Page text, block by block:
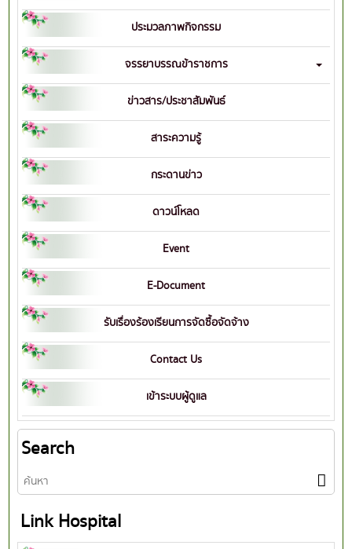
ประมวลภาพกิจกรรม
จรรยาบรรณข้าราชการ
ข่าวสาร/ประชาสัมพันธ์
สาระความรู้
กระดานข่าว
ดาวน์โหลด
Event
E-Document
รับเรื่องร้องเรียนการจัดซื้อจัดจ้าง
Contact Us
เข้าระบบผู้ดูแล
Search
Link Hospital